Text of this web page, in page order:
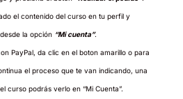
el contenido del curso en tu perfil y
la opción “Mi cuenta”.
PayPal, da clic en el boton amarillo o para
el proceso que te van indicando, una
curso podrás verlo en “Mi Cuenta”.